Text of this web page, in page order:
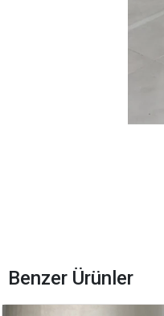
Benzer Ürünler